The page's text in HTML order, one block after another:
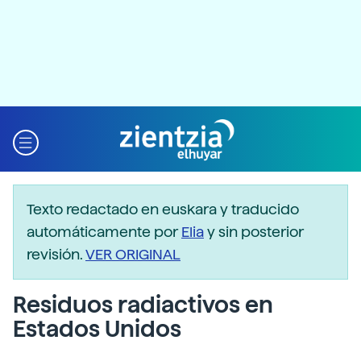
Texto redactado en euskara y traducido
automáticamente porEliay sin posterior
revisión.VER ORIGINAL
Residuos radiactivos en
Estados Unidos